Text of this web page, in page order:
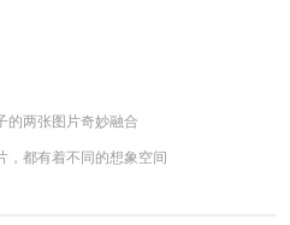
的两张图片奇妙融合
，都有着不同的想象空间